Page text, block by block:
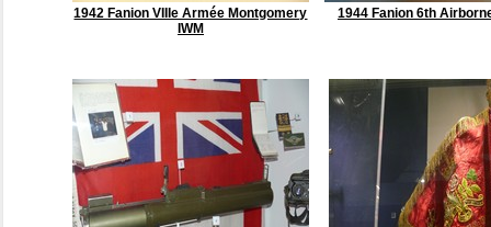
1942 Fanion VIIIe Armée Montgomery
IWM
1944 Fanion 6th